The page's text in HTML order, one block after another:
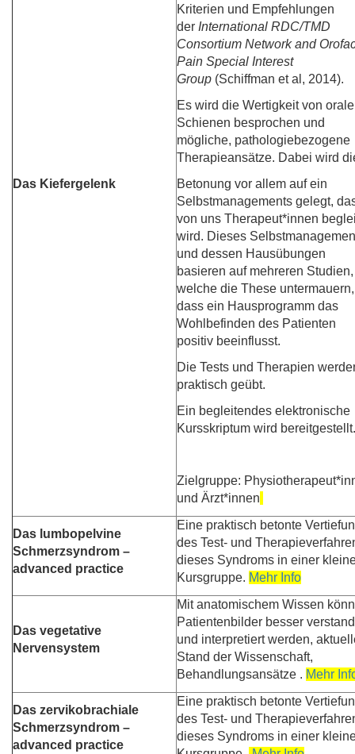
Das Kiefergelenk
Kriterien und Empfehlungen
der International RDC/TMD
Consortium Network and
Pain Special Interest
Group (Schiffman et al, 2014).
Es wird die Wertigkeit von
Schienen besprochen und
mögliche, pathologiebezogene
Therapieansätze. Dabei wird
Betonung vor allem auf ein
Selbstmanagements gelegt,
von uns Therapeut*innen
wird. Dieses
und dessen Hausübungen
basieren auf mehreren Studien,
welche die These untermauern,
dass ein Hausprogramm das
Wohlbefinden des Patienten
positiv beeinflusst.
Die Tests und Therapien
praktisch geübt.
Ein begleitendes elektronische
Kursskriptum wird bereitgestellt.
Zielgruppe:
und Ärzt*innen
Das lumbopelvine
Schmerzsyndrom –
advanced practice
Eine praktisch betonte
des Test- und
dieses Syndroms in einer
Kursgruppe. Mehr Info
Das vegetative
Nervensystem
Mit anatomischem Wissen
Patientenbilder besser
und interpretiert werden,
Stand der Wissenschaft,
Behandlungsansätze . Mehr
Das zervikobrachiale
Schmerzsyndrom –
advanced practice
Eine praktisch betonte
des Test- und
dieses Syndroms in einer